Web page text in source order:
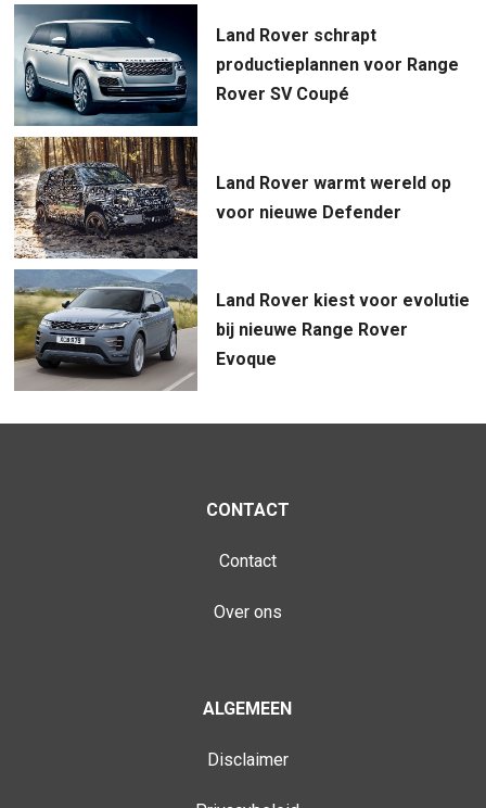
Land Rover schrapt
productieplannen voor Range
Rover SV Coupé
Land Rover warmt wereld op
voor nieuwe Defender
Land Rover kiest voor evolutie
bij nieuwe Range Rover
Evoque
CONTACT
Contact
Over ons
ALGEMEEN
Disclaimer